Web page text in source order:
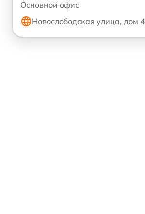
Основной офис
Новослободская улица, дом 4